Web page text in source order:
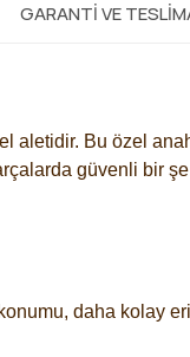
GARANTI VE
Bu özel
güvenli bir
daha kolay